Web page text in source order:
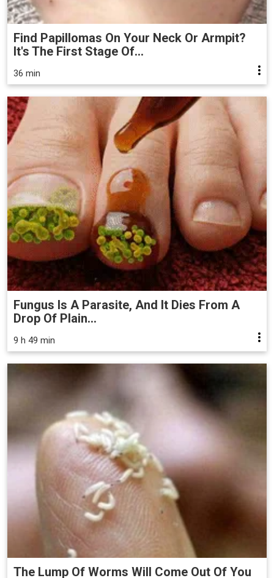
Find Papillomas On Your Neck Or Armpit?
It's The First Stage Of...
36 min
Fungus Is A Parasite, And It Dies From A
Drop Of Plain...
9 h 49 min
The Lump Of Worms Will Come Out Of You